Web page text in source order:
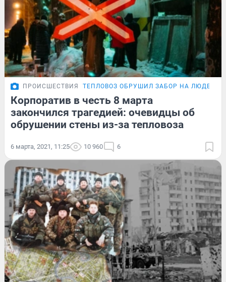
ПРОИСШЕСТВИЯ ТЕПЛОВОЗ ОБРУШИЛ ЗАБОР НА ЛЮДЕЙ
Корпоратив в честь 8 марта
закончился трагедией: очевидцы об
обрушении стены из-за тепловоза
6 марта, 2021, 11:25 10 960 6